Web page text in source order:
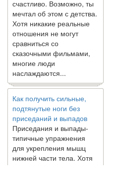
Хотя никакие реальные
отношения не могут
сравниться со
сказочными фильмами,
многие люди
наслаждаются...
Как получить сильные,
подтянутые ноги без
приседаний и выпадов
Приседания и выпады-
типичные упражнения
для укрепления мышц
нижней части тела. Хотя
они чрезвычайно
распространены, они не